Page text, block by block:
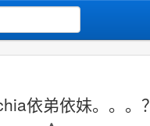
依弟依妹。。。？